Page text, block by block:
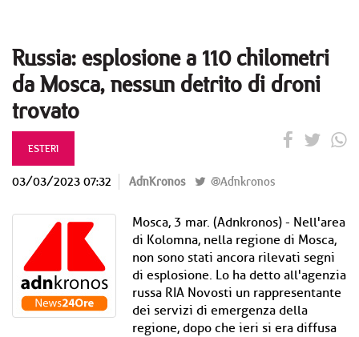
Russia: esplosione a 110 chilometri
da Mosca, nessun detrito di droni
trovato
ESTERI
03/03/2023 07:32 AdnKronos @Adnkronos
Mosca, 3 mar. (Adnkronos) - Nell'area
di Kolomna, nella regione di Mosca,
non sono stati ancora rilevati segni
di esplosione. Lo ha detto all'agenzia
russa RIA Novosti un rappresentante
dei servizi di emergenza della
regione, dopo che ieri si era diffusa